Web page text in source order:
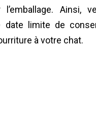
l’emballage. Ainsi,
date limite de
à votre chat.